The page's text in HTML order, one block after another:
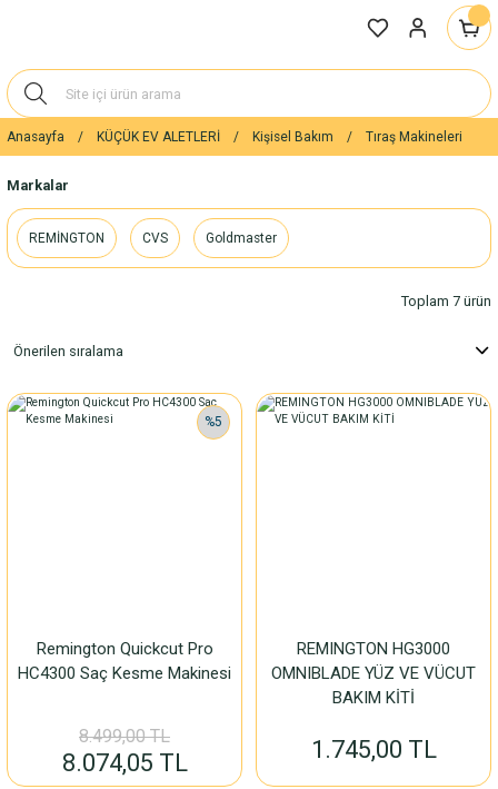
Anasayfa KÜÇÜK EV ALETLERİ Kişisel Bakım Tıraş Makineleri
Markalar
REMİNGTON CVS Goldmaster
Toplam 7 ürün
%5
Remington Quickcut Pro
HC4300 Saç Kesme Makinesi
8.499,00 TL
8.074,05 TL
REMINGTON HG3000
OMNIBLADE YÜZ VE VÜCUT
BAKIM KİTİ
1.745,00 TL